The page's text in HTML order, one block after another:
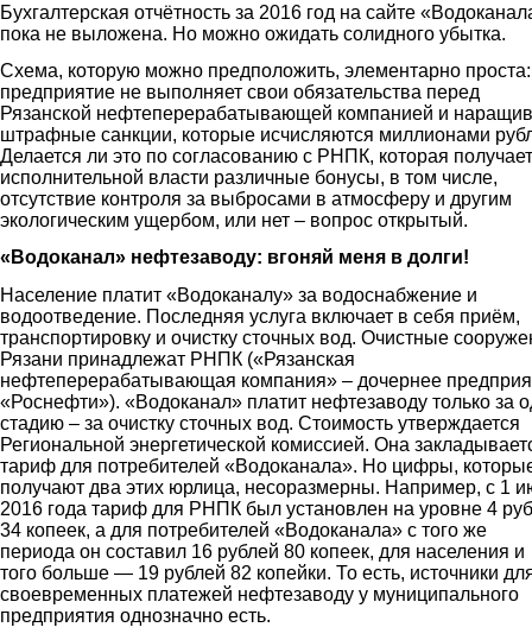
Бухгалтерская отчётность за 2016 год на сайте
пока не выложена. Но можно ожидать солидного убытка.
Схема, которую можно предположить, элементарно проста:
предприятие не выполняет свои обязательства перед
Рязанской нефтеперерабатывающей компанией и
штрафные санкции, которые исчисляются миллионами
Делается ли это по согласованию с РНПК, которая
исполнительной власти различные бонусы, в том числе,
отсутствие контроля за выбросами в атмосферу и другим
экологическим ущербом, или нет – вопрос открытый.
«Водоканал» нефтезаводу: вгоняй меня в долги!
Население платит «Водоканалу» за водоснабжение и
водоотведение. Последняя услуга включает в себя приём,
транспортировку и очистку сточных вод. Очистные
Рязани принадлежат РНПК («Рязанская
нефтеперерабатывающая компания» – дочернее
«Роснефти»). «Водоканал» платит нефтезаводу только за
стадию – за очистку сточных вод. Стоимость утверждается
Региональной энергетической комиссией. Она
тариф для потребителей «Водоканала». Но цифры,
получают два этих юрлица, несоразмерны. Например, с 1
2016 года тариф для РНПК был установлен на уровне 4
34 копеек, а для потребителей «Водоканала» с того же
периода он составил 16 рублей 80 копеек, для населения и
того больше — 19 рублей 82 копейки. То есть, источники
своевременных платежей нефтезаводу у муниципального
предприятия однозначно есть.